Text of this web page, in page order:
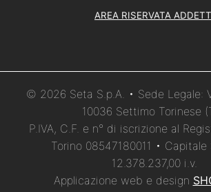
AREA RISERVATA
© 2026 Seta S.p.A. • Sede Legale:
10036 Settimo Torinese
P.IVA, C.F. e n° di iscrizione al
Torino 08547180011 •
12.378.237,00 i.v.
Applicazione web e design